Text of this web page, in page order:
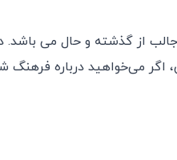
از گذشته و حال می باشد.
اگر می‌خواهید درباره فرهنگ